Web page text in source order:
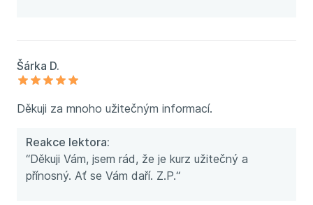
Šárka D.
Děkuji za mnoho užitečným informací.
Reakce lektora:
“Děkuji Vám, jsem rád, že je kurz užitečný a
přínosný. Ať se Vám daří. Z.P.“